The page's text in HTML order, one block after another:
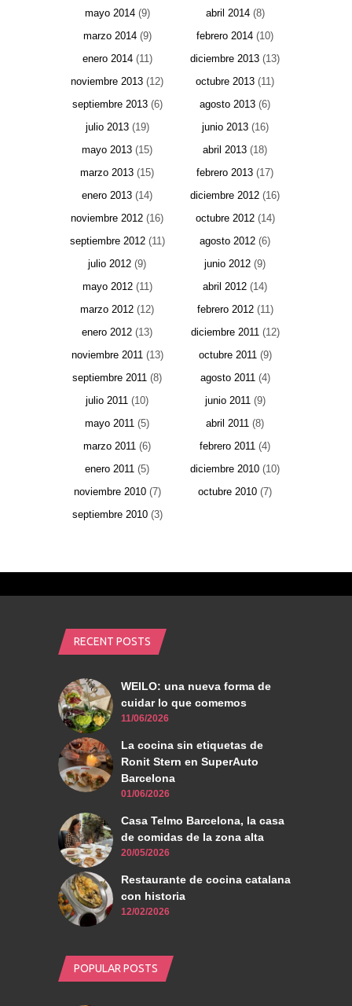
mayo 2014(9) abril 2014(8)
marzo 2014(9) febrero 2014 (10)
enero 2014(11) diciembre 2013 (13)
noviembre 2013 (12) octubre 2013 (11)
septiembre 2013(6) agosto 2013 (6)
julio 2013(19) junio 2013(16)
mayo 2013 (15) abril 2013 (18)
marzo 2013 (15) febrero 2013 (17)
enero 2013 (14) diciembre 2012 (16)
noviembre 2012 (16) octubre 2012(14)
septiembre 2012(11) agosto 2012 (6)
julio 2012 (9) junio 2012 (9)
mayo 2012(11) abril 2012 (14)
marzo 2012 (12) febrero 2012(11)
enero 2012 (13) diciembre 2011(12)
noviembre 2011(13) octubre 2011(9)
septiembre 2011 (8) agosto 2011(4)
julio 2011 (10) junio 2011(9)
mayo 2011 (5) abril 2011 (8)
marzo 2011 (6) febrero 2011 (4)
enero 2011 (5) diciembre 2010 (10)
noviembre 2010(7) octubre 2010 (7)
septiembre 2010(3)
RECENT POSTS
WEILO: una nueva forma de
cuidar lo que comemos
11/06/2026
La cocina sin etiquetas de
Ronit Stern en SuperAuto
Barcelona
01/06/2026
Casa Telmo Barcelona, la casa
de comidas de la zona alta
20/05/2026
Restaurante de cocina catalana
con historia
12/02/2026
POPULAR POSTS